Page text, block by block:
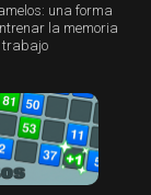
una forma
la memoria
trabajo